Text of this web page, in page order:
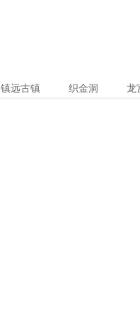
镇远古镇 织金洞 龙